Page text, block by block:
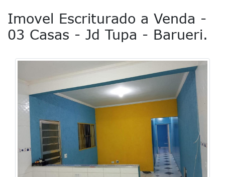
Imovel Escriturado a Venda -
03 Casas - Jd Tupa - Barueri.